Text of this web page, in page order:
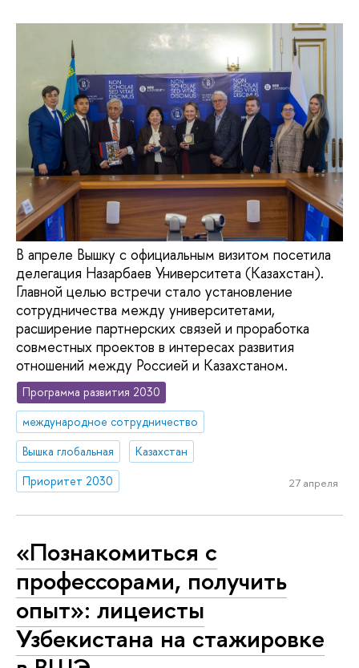
В апреле Вышку с официальным визитом посетила
делегация Назарбаев Университета (Казахстан).
Главной целью встречи стало установление
сотрудничества между университетами,
расширение партнерских связей и проработка
совместных проектов в интересах развития
отношений между Россией и Казахстаном.
Программа развития 2030
международное сотрудничество
Вышка глобальная
Казахстан
Приоритет 2030
27 апреля
«Познакомиться с
профессорами, получить
опыт»: лицеисты
Узбекистана на стажировке